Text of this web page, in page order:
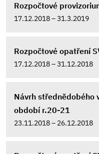
Rozpočtové
17.12.2018 – 31.3.2019
Rozpočtové opatření
17.12.2018 – 31.12.2018
Návrh střednědobého
období r.20-21
23.11.2018 – 26.12.2018